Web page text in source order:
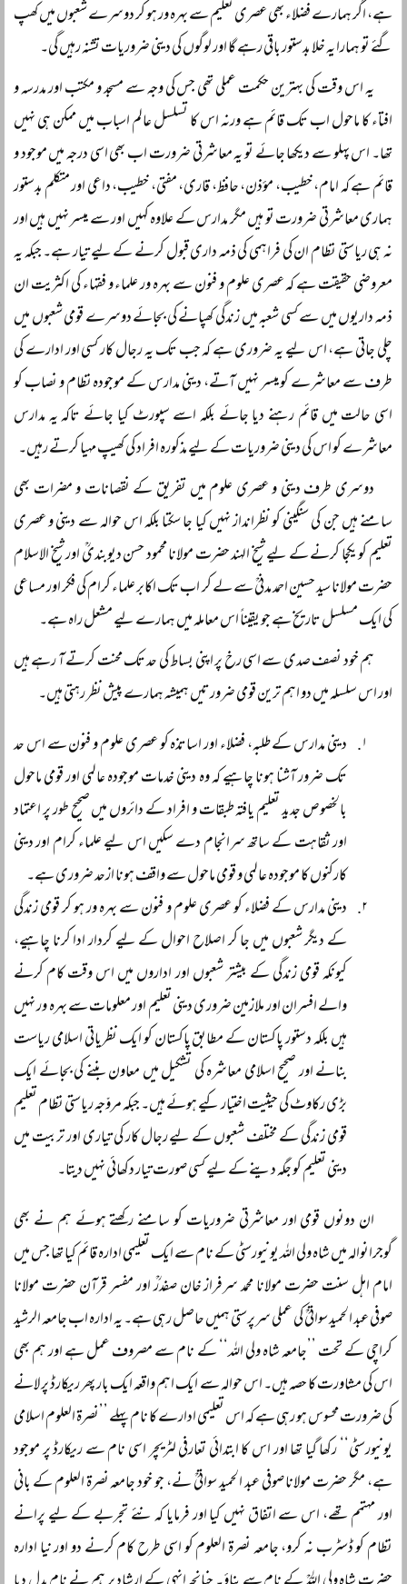
ہے، اگر ہمارے فضلاء بھی عصری تعلیم سے بہرہ ور ہو کر دوسرے شعبوں میں کھپ
گئے تو ہمارا یہ خلا بدستور باقی رہے گا اور لوگوں کی دینی ضروریات تشنہ رہیں گی۔
یہ اس وقت کی بہترین حکمت عملی تھی جس کی وجہ سے مسجد و مکتب اور مدرسہ و
افتاء کا ماحول اب تک قائم ہے ورنہ اس کا تسلسل عالم اسباب میں ممکن ہی نہیں
تھا۔ اس پہلو سے دیکھا جائے تو یہ معاشرتی ضرورت اب بھی اسی درجہ میں موجود و
قائم ہے کہ امام، خطیب، مؤذن، حافظ، قاری، مفتی، خطیب، داعی اور متکلم بدستور
ہماری معاشرتی ضرورت تو ہیں مگر مدارس کے علاوہ کہیں اور سے میسر نہیں ہیں اور
نہ ہی ریاستی نظام ان کی فراہمی کی ذمہ داری قبول کرنے کے لیے تیار ہے۔ جبکہ یہ
معروضی حقیقت ہے کہ عصری علوم و فنون سے بہرہ ور علماء و فقہاء کی اکثریت ان
ذمہ داریوں میں سے کسی شعبہ میں زندگی کھپانے کی بجائے دوسرے قومی شعبوں میں
چلی جاتی ہے، اس لیے یہ ضروری ہے کہ جب تک یہ رجال کار کسی اور ادارے کی
طرف سے معاشرے کو میسر نہیں آتے، دینی مدارس کے موجودہ نظام و نصاب کو
اسی حالت میں قائم رہنے دیا جائے بلکہ اسے سپورٹ کیا جائے تاکہ یہ مدارس
معاشرے کو اس کی دینی ضروریات کے لیے مذکورہ افراد کی کھیپ مہیا کرتے رہیں۔
دوسری طرف دینی و عصری علوم میں تفریق کے نقصانات و مضرات بھی
سامنے ہیں جن کی سنگینی کو نظرانداز نہیں کیا جا سکتا بلکہ اس حوالہ سے دینی و عصری
تعلیم کو یکجا کرنے کے لیے شیخ الہند حضرت مولانا محمود حسن دیوبندیؒ اور شیخ الاسلام
حضرت مولانا سید حسین احمد مدنیؒ سے لے کر اب تک اکابر علماء کرام کی فکر اور مساعی
کی ایک مسلسل تاریخ ہے جو یقیناً اس معاملہ میں ہمارے لیے مشعل راہ ہے۔
ہم خود نصف صدی سے اسی رخ پر اپنی بساط کی حد تک محنت کرتے آ رہے ہیں
اور اس سلسلہ میں دو اہم ترین قومی ضرورتیں ہمیشہ ہمارے پیش نظر رہتی ہیں۔
دینی مدارس کے طلبہ، فضلاء اور اساتذہ کو عصری علوم و فنون سے اس حد
تک ضرور آشنا ہونا چاہیے کہ وہ دینی خدمات موجودہ عالمی اور قومی ماحول
بالخصوص جدید تعلیم یافتہ طبقات و افراد کے دائروں میں صحیح طور پر اعتماد
اور ثقاہت کے ساتھ سرانجام دے سکیں اس لیے علماء کرام اور دینی
کارکنوں کا موجودہ عالمی و قومی ماحول سے واقف ہونا ازحد ضروری ہے۔
دینی مدارس کے فضلاء کو عصری علوم و فنون سے بہرہ ور ہو کر قومی زندگی
کے دیگر شعبوں میں جا کر اصلاح احوال کے لیے کردار ادا کرنا چاہیے،
کیونکہ قومی زندگی کے بیشتر شعبوں اور اداروں میں اس وقت کام کرنے
والے افسران اور ملازمین ضروری دینی تعلیم اور معلومات سے بہرہ ور نہیں
ہیں بلکہ دستور پاکستان کے مطابق پاکستان کو ایک نظریاتی اسلامی ریاست
بنانے اور صحیح اسلامی معاشرہ کی تشکیل میں معاون بننے کی بجائے ایک
بڑی رکاوٹ کی حیثیت اختیار کیے ہوئے ہیں۔ جبکہ مروّجہ ریاستی نظام تعلیم
قومی زندگی کے مختلف شعبوں کے لیے رجال کار کی تیاری اور تربیت میں
دینی تعلیم کو جگہ دینے کے لیے کسی صورت تیار دکھائی نہیں دیتا۔
ان دونوں قومی اور معاشرتی ضروریات کو سامنے رکھتے ہوئے ہم نے بھی
گوجرانوالہ میں شاہ ولی اللہ یونیورسٹی کے نام سے ایک تعلیمی ادارہ قائم کیا تھا جس میں
امام اہل سنت حضرت مولانا محمد سرفراز خان صفدرؒ اور مفسر قرآن حضرت مولانا
صوفی عبد الحمید سواتیؒ کی عملی سرپرستی ہمیں حاصل رہی ہے۔ یہ ادارہ اب جامعہ الرشید
کراچی کے تحت ’’جامعہ شاہ ولی اللہ‘‘ کے نام سے مصروف عمل ہے اور ہم بھی
اس کی مشاورت کا حصہ ہیں۔ اس حوالہ سے ایک اہم واقعہ ایک بار پھر ریکارڈ پر لانے
کی ضرورت محسوس ہو رہی ہے کہ اس تعلیمی ادارے کا نام پہلے ’’نصرۃ العلوم اسلامی
یونیورسٹی‘‘ رکھا گیا تھا اور اس کا ابتدائی تعارفی لٹریچر اسی نام سے ریکارڈ پر موجود
ہے، مگر حضرت مولانا صوفی عبد الحمید سواتیؒ نے، جو خود جامعہ نصرۃ العلوم کے بانی
اور مہتمم تھے، اس سے اتفاق نہیں کیا اور فرمایا کہ نئے تجربے کے لیے پرانے
نظام کو ڈسٹرب نہ کرو، جامعہ نصرۃ العلوم کو اسی طرح کام کرنے دو اور نیا ادارہ